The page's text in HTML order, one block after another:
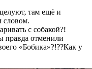
там ещё и
словом.
с собакой?!
правда отменили
«Бобика»?!??Как у